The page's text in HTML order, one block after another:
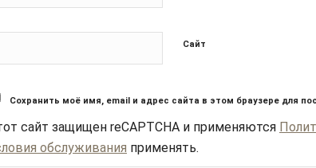
Сайт
Сохранить моё имя, email и адрес сайта в этом браузере для
сайт защищен reCAPTCHA и применяются
обслуживания применять.